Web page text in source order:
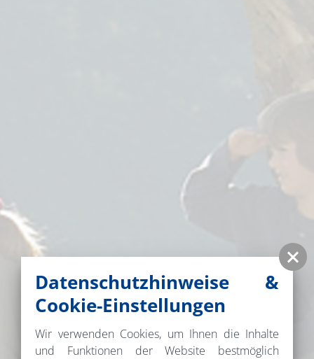
Datenschutzhinweise &
Cookie-Einstellungen
Wir verwenden Cookies, um Ihnen die Inhalte
und Funktionen der Website bestmöglich